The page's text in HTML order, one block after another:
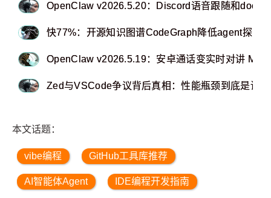
OpenClaw v2026.5.20：Discord语音跟随和doctor
快77%：开源知识图谱CodeGraph降低agent探索
OpenClaw v2026.5.19：安卓通话变实时对讲 Mac
Zed与VSCode争议背后真相：性能瓶颈到底是谁
本文话题：
vibe编程 GitHub工具库推荐
AI智能体Agent IDE编程开发指南